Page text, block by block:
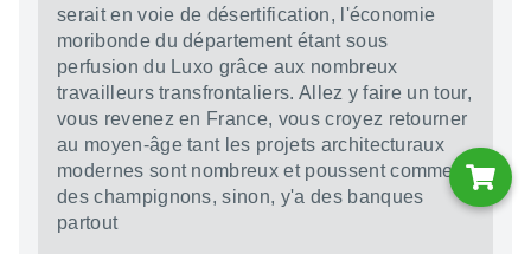
serait en voie de désertification, l'économie
moribonde du département étant sous
perfusion du Luxo grâce aux nombreux
travailleurs transfrontaliers. Allez y faire un tour,
vous revenez en France, vous croyez retourner
au moyen-âge tant les projets architecturaux
modernes sont nombreux et poussent comme
des champignons, sinon, y'a des banques
partout